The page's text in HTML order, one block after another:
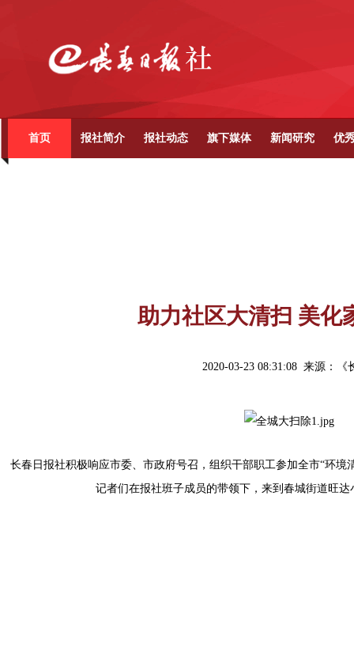
首页 报社简介 报社动态 旗下媒体 新闻研究 优
助力社区大清扫 美化
2020-03-23 08:31:08 来源：
长春日报社积极响应市委、市政府号召，组织干部职工参加全市“环境
记者们在报社班子成员的带领下，来到春城街道旺